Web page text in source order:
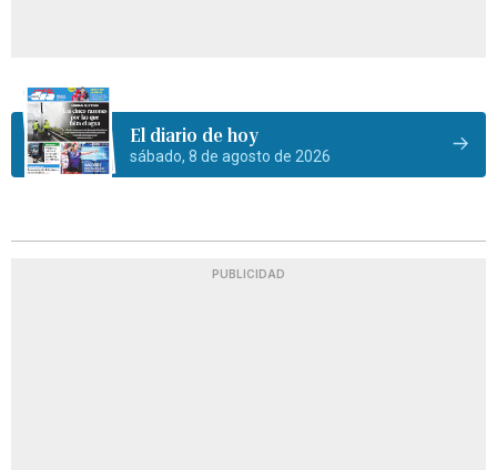
El diario de hoy
sábado, 8 de agosto de 2026
PUBLICIDAD